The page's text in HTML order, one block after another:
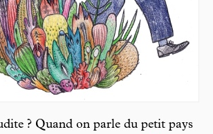
? Quand on parle du petit pays